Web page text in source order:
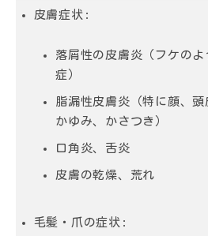
皮膚症状:
落屑性の皮膚炎（フケの
症）
脂漏性皮膚炎（特に顔、
かゆみ、かさつき）
口角炎、舌炎
皮膚の乾燥、荒れ
毛髪・爪の症状: